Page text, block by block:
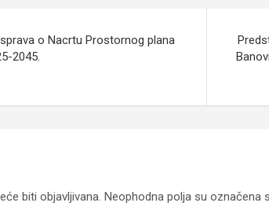
o Nacrtu Prostornog plana
2045.
biti objavljivana. Neophodna polja su označena